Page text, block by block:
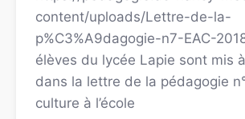
content/uploads/Lettre-de-la-
p%C3%A9dagogie-n7-EAC-
élèves du lycée Lapie sont mis
dans la lettre de la pédagogie
culture à l’école